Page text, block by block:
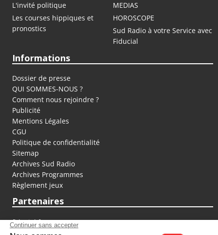
L'invité politique
MEDIAS
Les courses hippiques et
pronostics
HOROSCOPE
Sud Radio à votre Service avec
Fiducial
Informations
Dossier de presse
QUI SOMMES-NOUS ?
Comment nous rejoindre ?
Publicité
Mentions Légales
CGU
Politique de confidentialité
Sitemap
Archives Sud Radio
Archives Programmes
Règlement jeux
Partenaires
fiducial.fr